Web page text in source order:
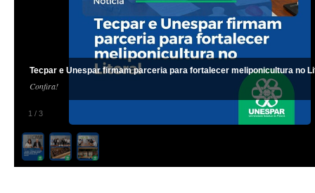
1 / 3
Tecpar e Unespar firmam parceria para fortalecer meliponicultura no
Confira!